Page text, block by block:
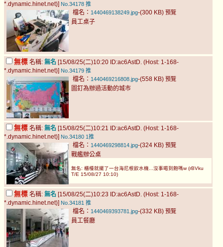
*.dynamic.hinet.net)] No.34178 推
檔名： 1440469138249.jpg-(300 KB) 預覽
員工桌子
無標 名稱: 無名 [15/08/25(二)10:20 ID:ac6AstD. (Host: 1-168-
*.dynamic.hinet.net)] No.34179 推
檔名： 1440469216808.jpg-(558 KB) 預覽
圖釘為辦過活動的城市
無標 名稱: 無名 [15/08/25(二)10:21 ID:ac6AstD. (Host: 1-168-
*.dynamic.hinet.net)] No.34180 1推
檔名： 1440469298814.jpg-(324 KB) 預覽
戰艦辦公桌
無名: 櫃檯就擺了一台海尼根飲水機...沒事喝到飽嗎w (rBVku
T/E 15/08/27 10:10)
無標 名稱: 無名 [15/08/25(二)10:23 ID:ac6AstD. (Host: 1-168-
*.dynamic.hinet.net)] No.34181 推
檔名： 1440469393781.jpg-(332 KB) 預覽
員工餐廳